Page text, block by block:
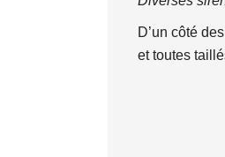
D’un côté
et toutes